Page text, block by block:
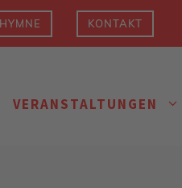
KONTAKT
VERANSTALTUNGEN